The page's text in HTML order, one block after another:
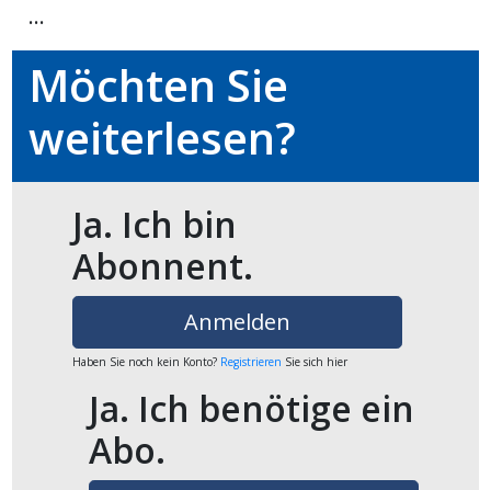
Auw:
offizielle
Mitteilungen
...
Möchten Sie
weiterlesen?
Ja. Ich bin
Abonnent.
Anmelden
Haben Sie noch kein Konto? Registrieren Sie sich hier
Ja. Ich benötige ein
Abo.